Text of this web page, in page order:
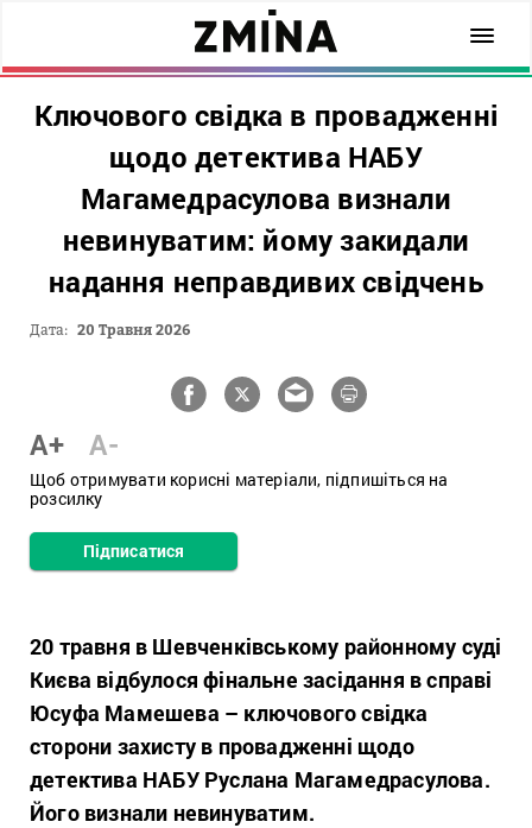
Ключового свідка в провадженні
щодо детектива НАБУ
Магамедрасулова визнали
невинуватим: йому закидали
надання неправдивих свідчень
Дата: 20 Травня 2026
A+ A-
Щоб отримувати корисні матеріали, підпишіться на
розсилку
Підписатися
20 травня в Шевченківському районному суді
Києва відбулося фінальне засідання в справі
Юсуфа Мамешева – ключового свідка
сторони захисту в провадженні щодо
детектива НАБУ Руслана Магамедрасулова.
Його визнали невинуватим.